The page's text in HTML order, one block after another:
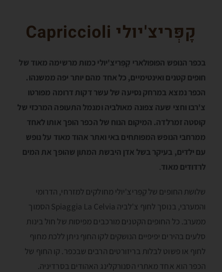
קָפְּריצ'יולי Capriccioli
בכפר הנופש הפופולארי קָפְּריצ'יולי כמות מרשימה מאוד של
חופים קטנים ואינטימיים, כל אחד מהם יותר יפה ממשנהו.
הכפר נמצא במרחק נסיעה של עשר דקות דרומה מפורטו
צ'רבו וחצי שעה צפונה מאולביה ומנמל התעופה המרכזי של
קוסטה זמרלדה. המיקום הנוח של הכפר הופך אותו לאחד
ממרחבי הנופש המפותחים באי ואתר אהוד מאוד על נופש
עם ילדים, בעיקר בשל אדן היבשת המתון שהופך את המים
לרדודים מאוד.
שלושת החופים של קָפְּריצ'יולי מחולקים למזרחי, הדרומי
והמערבי, בנוסך לחוף צ'לביה Spiaggia La Celvia הסמוך
ממערב. כל החופים הקטנים מורכבים מפיסות של חול בינות
סלעים בהירים יפיפיים הנושקים לקו החוף ניתן ללכת מחוף
לחוף או פשוט לבלות בריזורטים הרבים שבכפר. קו החוף של
הכפר הוא אחד מאתרי הסנורקלינג האהודים בסרדיניה.